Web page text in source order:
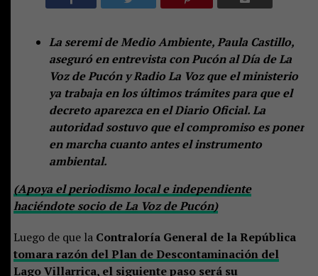
La seremi de Medio Ambiente, Paula Castillo,
aseguró en entrevista con Pucón al Día de La
Voz de Pucón y Radio La Voz que el ministerio
ya trabaja en los últimos trámites para que el
decreto aparezca en el Diario Oficial. La
autoridad sostuvo que el compromiso es poner
en marcha cuanto antes el instrumento
ambiental.
(Apoya el periodismo local e independiente
haciéndote socio de La Voz de Pucón)
Luego de que la Contraloría General de la República
tomara razón del Plan de Descontaminación del
Lago Villarrica, el siguiente paso será su